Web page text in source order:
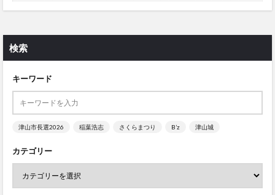
検索
キーワード
津山市長選2026 稲葉浩志 さくらまつり B’z 津山城
カテゴリー